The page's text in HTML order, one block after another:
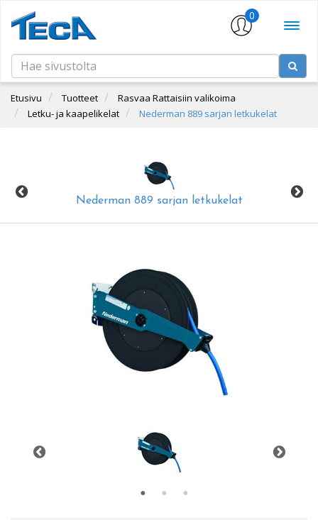
0
Etusivu Tuotteet
Rasvaa Rattaisiin valikoima
Letku- ja kaapelikelat
Nederman 889 sarjan letkukelat
Nederman 889 sarjan letkukelat